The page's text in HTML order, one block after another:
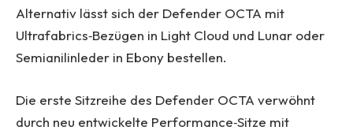
Alternativ lässt sich der Defender OCTA mit
Ultrafabrics‑Bezügen in Light Cloud und Lunar oder
Semianilinleder in Ebony bestellen.
Die erste Sitzreihe des Defender OCTA verwöhnt
durch neu entwickelte Performance‑Sitze mit